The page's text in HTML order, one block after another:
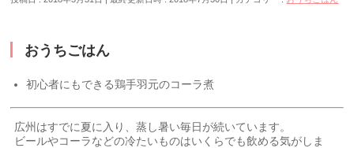
おうちごはん
初心者にもできる鶏手羽元のコーラ煮
広州はすでに夏に入り、蒸し暑い毎日が続いています。
ビールやコーラなどの冷たいものはいくらでも飲める気がしま